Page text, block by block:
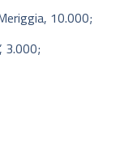
10.000;
3.000;